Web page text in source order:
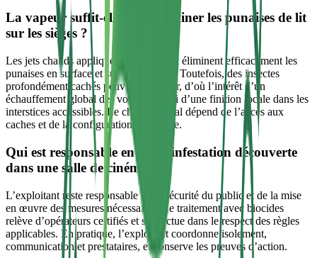
La vapeur suffit‑elle pour éliminer les punaises de lit
sur les sièges ?
Les jets chauds appliqués correctement éliminent efficacement les
punaises en surface et sur les coutures. Toutefois, des insectes
profondément cachés peuvent subsister, d’où l’intérêt d’un
échauffement global des volumes suivi d’une finition locale dans les
interstices accessibles. Le choix optimal dépend de l’accès aux
caches et de la configuration de la salle.
Qui est responsable en cas d’infestation découverte
dans une salle de cinéma ?
L’exploitant reste responsable de la sécurité du public et de la mise
en œuvre des mesures nécessaires. Le traitement avec biocides
relève d’opérateurs certifiés et s’effectue dans le respect des règles
applicables. En pratique, l’exploitant coordonne isolement,
communication et prestataires, et conserve les preuves d’action.